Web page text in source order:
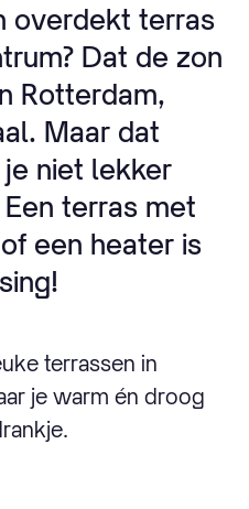
overdekt terras
Dat de zon
Rotterdam,
Maar dat
niet lekker
terras met
een heater is
terrassen in
je warm én droog